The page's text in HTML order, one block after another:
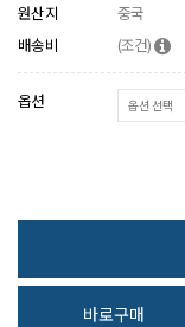
원산지
중국
배송비
(조건)
옵션
바로구매